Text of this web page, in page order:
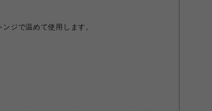
ジで温めて使用します。